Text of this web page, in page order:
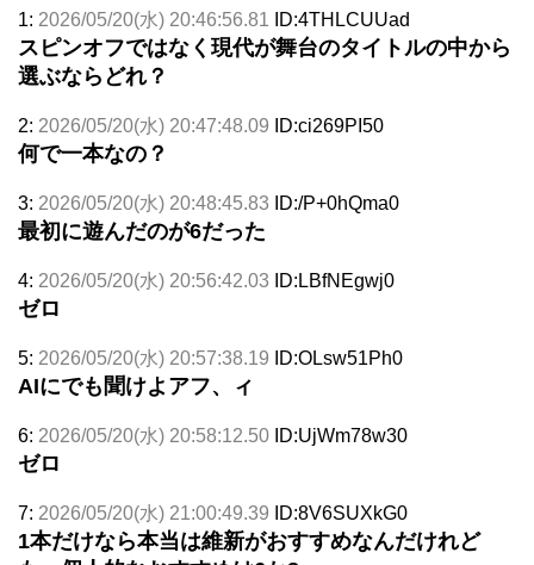
1: 2026/05/20(水) 20:46:56.81 ID:4THLCUUad
スピンオフではなく現代が舞台のタイトルの中から
選ぶならどれ？
2: 2026/05/20(水) 20:47:48.09 ID:ci269PI50
何で一本なの？
3: 2026/05/20(水) 20:48:45.83 ID:/P+0hQma0
最初に遊んだのが6だった
4: 2026/05/20(水) 20:56:42.03 ID:LBfNEgwj0
ゼロ
5: 2026/05/20(水) 20:57:38.19 ID:OLsw51Ph0
AIにでも聞けよアフ、ィ
6: 2026/05/20(水) 20:58:12.50 ID:UjWm78w30
ゼロ
7: 2026/05/20(水) 21:00:49.39 ID:8V6SUXkG0
1本だけなら本当は維新がおすすめなんだけれど